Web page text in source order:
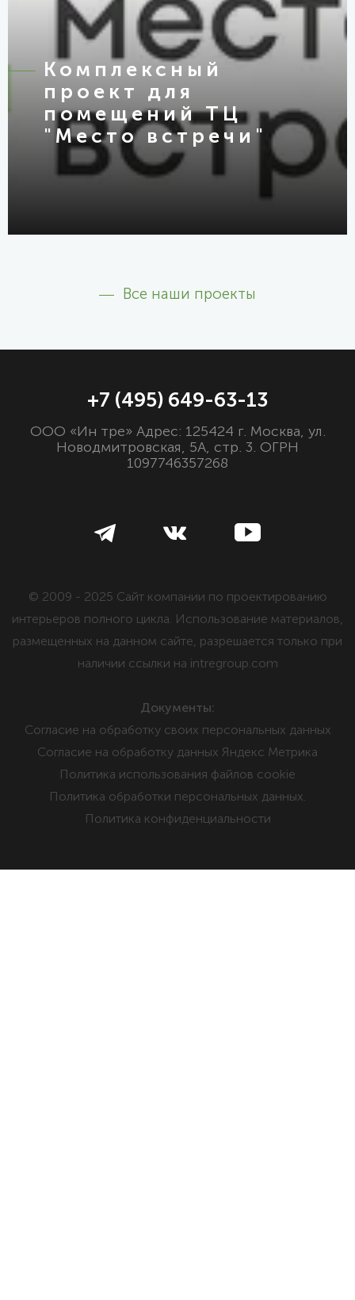
Комплексный
проект для
помещений ТЦ
"Место встречи"
Все наши проекты
+7 (495) 649-63-13
ООО «Ин тре» Адрес: 125424 г. Москва, ул.
Новодмитровская, 5А, стр. 3. ОГРН
1097746357268
© 2009 - 2025 Сайт компании по проектированию
интерьеров полного цикла. Использование материалов,
размещенных на данном сайте, разрешается только при
наличии ссылки на intregroup.com
Документы:
Cогласие на обработку своих персональных данных
Cогласие на обработку данных Яндекс Метрика
Политика использования файлов cookie
Политика обработки персональных данных.
Политика конфиденциальности